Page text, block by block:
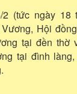
(tức ngày 18
Hội
tại đền thờ
tại đình